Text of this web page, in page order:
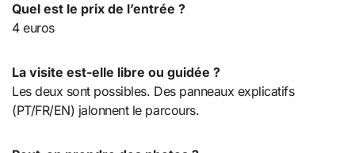
Quel est le prix de l’entrée ?
4 euros
La visite est-elle libre ou guidée ?
Les deux sont possibles. Des panneaux explicatifs
(PT/FR/EN) jalonnent le parcours.